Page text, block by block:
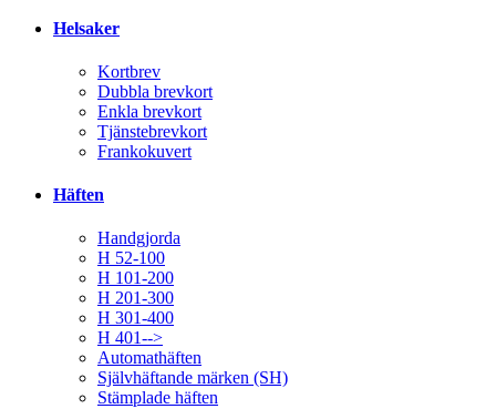
Helsaker
Kortbrev
Dubbla brevkort
Enkla brevkort
Tjänstebrevkort
Frankokuvert
Häften
Handgjorda
H 52-100
H 101-200
H 201-300
H 301-400
H 401-->
Automathäften
Självhäftande märken (SH)
Stämplade häften